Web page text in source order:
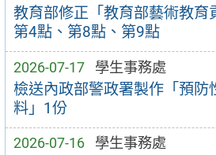
教育部修正「教育部藝術教育
第4點、第8點、第9點
2026-07-17 學生事務處
檢送內政部警政署製作「預防
料」1份
2026-07-16 學生事務處